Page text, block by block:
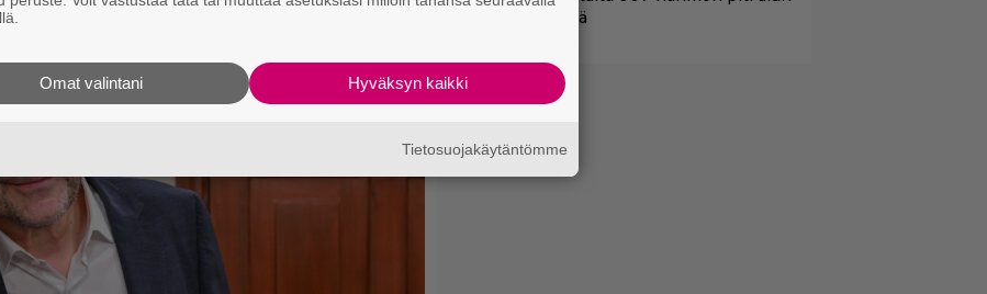
perin näyttää
Hyväksyn kaikki
Omat valintani
Tietosuojakäytäntömme